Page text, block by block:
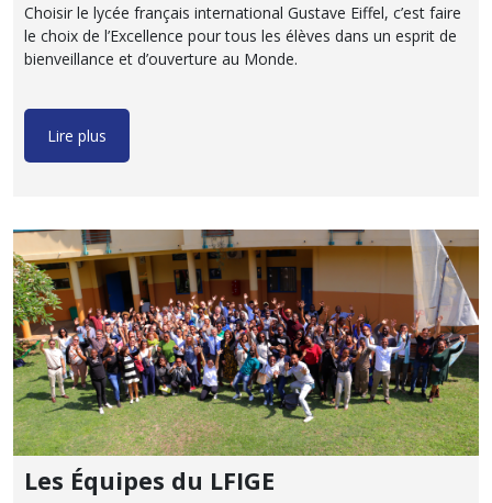
Choisir le lycée français international Gustave Eiffel, c’est faire
le choix de l’Excellence pour tous les élèves dans un esprit de
bienveillance et d’ouverture au Monde.
Lire plus
Les Équipes du LFIGE